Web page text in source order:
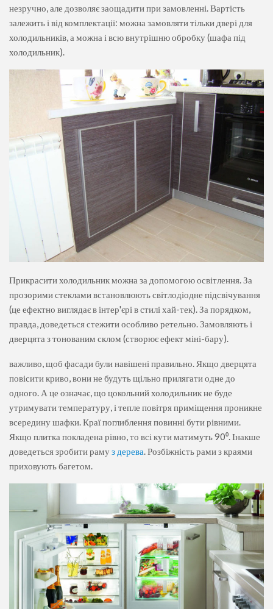
незручно, але дозволяє заощадити при замовленні. Вартість
залежить і від комплектації: можна замовляти тільки двері для
холодильників, а можна і всю внутрішню обробку (шафа під
холодильник).
Прикрасити холодильник можна за допомогою освітлення. За
прозорими стеклами встановлюють світлодіодне підсвічування
(це ефектно виглядає в інтер'єрі в стилі хай-тек). За порядком,
правда, доведеться стежити особливо ретельно. Замовляють і
дверцята з тонованим склом (створює ефект міні-бару).
важливо, щоб фасади були навішені правильно. Якщо дверцята
повісити криво, вони не будуть щільно прилягати одне до
одного. А це означає, що цокольний холодильник не буде
утримувати температуру, і тепле повітря приміщення проникне
всередину шафки. Краї поглиблення повинні бути рівними.
Якщо плитка покладена рівно, то всі кути матимуть 90⁰. Інакше
доведеться зробити рамуз дерева. Розбіжність рами з краями
приховують багетом.